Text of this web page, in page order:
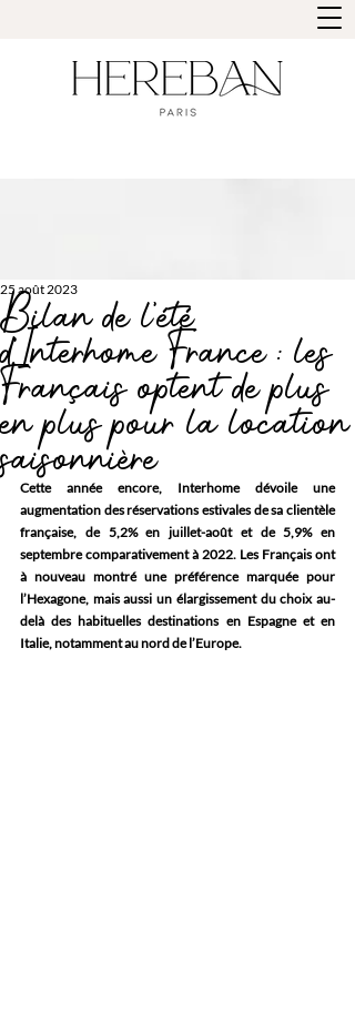
Bilan de l'été
d’Interhome France : les
Français optent de plus
en plus pour la location
saisonnière
25 août 2023
Cette année encore, Interhome dévoile une
augmentation des réservations estivales de sa clientèle
française, de 5,2% en juillet-août et de 5,9% en
septembre comparativement à 2022. Les Français ont
à nouveau montré une préférence marquée pour
l’Hexagone, mais aussi un élargissement du choix au-
delà des habituelles destinations en Espagne et en
Italie, notamment au nord de l’Europe.